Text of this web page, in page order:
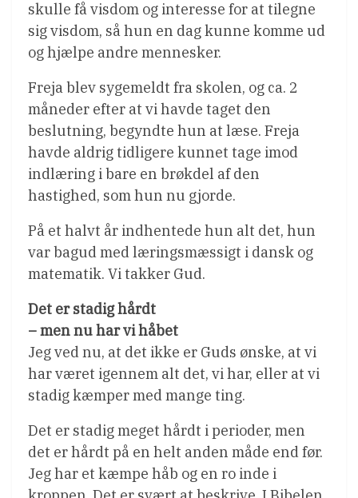
skulle få visdom og interesse for at tilegne
sig visdom, så hun en dag kunne komme ud
og hjælpe andre mennesker.
Freja blev sygemeldt fra skolen, og ca. 2
måneder efter at vi havde taget den
beslutning, begyndte hun at læse. Freja
havde aldrig tidligere kunnet tage imod
indlæring i bare en brøkdel af den
hastighed, som hun nu gjorde.
På et halvt år indhentede hun alt det, hun
var bagud med læringsmæssigt i dansk og
matematik. Vi takker Gud.
Det er stadig hårdt
– men nu har vi håbet
Jeg ved nu, at det ikke er Guds ønske, at vi
har været igennem alt det, vi har, eller at vi
stadig kæmper med mange ting.
Det er stadig meget hårdt i perioder, men
det er hårdt på en helt anden måde end før.
Jeg har et kæmpe håb og en ro inde i